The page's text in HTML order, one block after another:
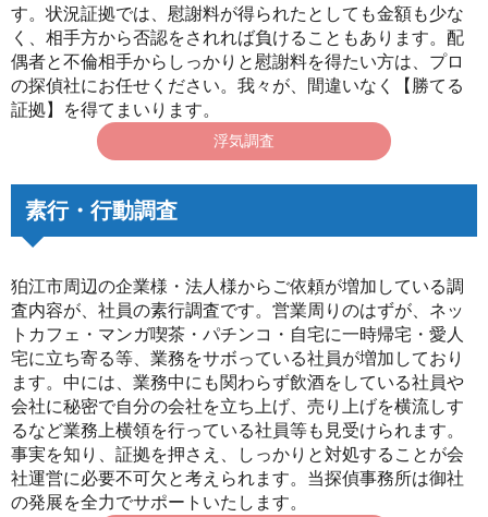
す。状況証拠では、慰謝料が得られたとしても金額も少な
く、相手方から否認をされれば負けることもあります。配
偶者と不倫相手からしっかりと慰謝料を得たい方は、プロ
の探偵社にお任せください。我々が、間違いなく【勝てる
証拠】を得てまいります。
浮気調査
素行・行動調査
狛江市周辺の企業様・法人様からご依頼が増加している調
査内容が、社員の素行調査です。営業周りのはずが、ネッ
トカフェ・マンガ喫茶・パチンコ・自宅に一時帰宅・愛人
宅に立ち寄る等、業務をサボっている社員が増加しており
ます。中には、業務中にも関わらず飲酒をしている社員や
会社に秘密で自分の会社を立ち上げ、売り上げを横流しす
るなど業務上横領を行っている社員等も見受けられます。
事実を知り、証拠を押さえ、しっかりと対処することが会
社運営に必要不可欠と考えられます。当探偵事務所は御社
の発展を全力でサポートいたします。